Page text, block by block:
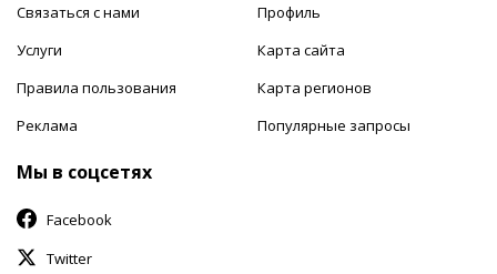
Связаться с нами
Услуги
Правила пользования
Реклама
Профиль
Карта сайта
Карта регионов
Популярные запросы
Мы в соцсетях
Facebook
Twitter